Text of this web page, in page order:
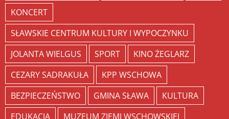
KONCERT
SŁAWSKIE CENTRUM KULTURY I WYPOCZYNKU
JOLANTA WIELGUS
SPORT
KINO ŻEGLARZ
CEZARY SADRAKUŁA
KPP WSCHOWA
BEZPIECZEŃSTWO
GMINA SŁAWA
KULTURA
EDUKACJA
MUZEUM ZIEMI WSCHOWSKIEJ